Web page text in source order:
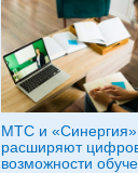
МТС и «Синергия»
расширяют
возможности